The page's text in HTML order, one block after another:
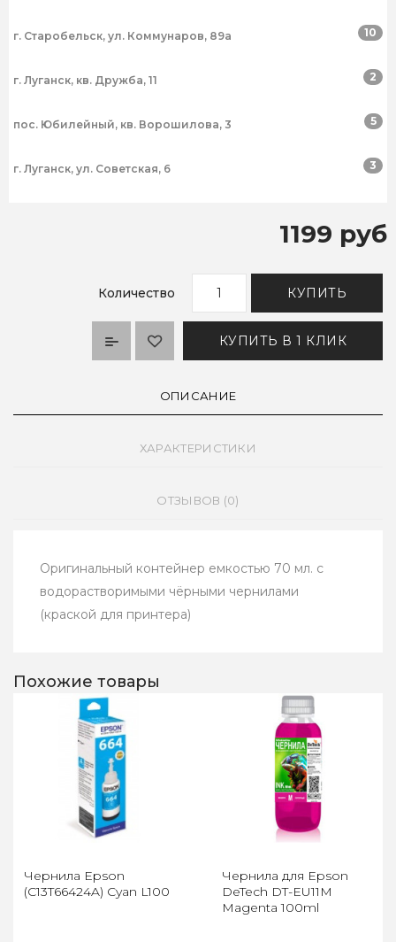
г. Старобельск, ул. Коммунаров, 89а 10
г. Луганск, кв. Дружба, 11 2
пос. Юбилейный, кв. Ворошилова, 3 5
г. Луганск, ул. Советская, 6 3
1199 руб
Количество КУПИТЬ
КУПИТЬ В 1 КЛИК
ОПИСАНИЕ
ХАРАКТЕРИСТИКИ
ОТЗЫВОВ (0)
Оригинальный контейнер емкостью 70 мл. с
водорастворимыми чёрными чернилами
(краской для принтера)
Похожие товары
Чернила Epson
(C13T66424A) Cyan L100
Чернила для Epson
DeTech DT-EU11M
Magenta 100ml